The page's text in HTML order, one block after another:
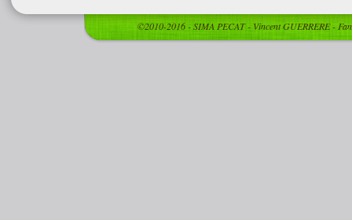
©2010-2016 - SIMA PECAT - Vincent GUERRERE -